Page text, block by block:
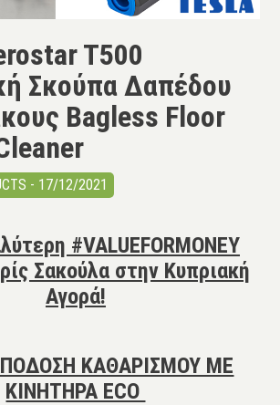
T500
Σκούπα Δαπέδου
Bagless Floor
- 17/12/2021
#VALUEFORMONEY
Σακούλα στην Κυπριακή
Αγορά!
ΚΑΘΑΡΙΣΜΟΥ ΜΕ
ΚΙΝΗΤΗΡΑ ECO